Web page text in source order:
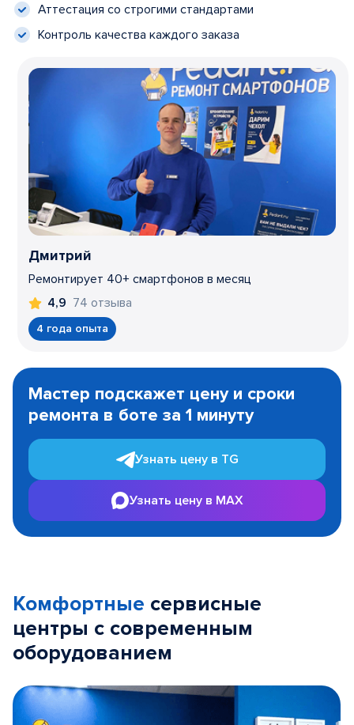
Аттестация со строгими стандартами
Контроль качества каждого заказа
Дмитрий
Ремонтирует 40+ смартфонов в месяц
4,9 74 отзыва
4 года опыта
1
Мастер подскажет цену и сроки
ремонта в боте за 1 минуту
Узнать цену в TG
Узнать цену в MAX
Комфортные сервисные
центры с современным
оборудованием